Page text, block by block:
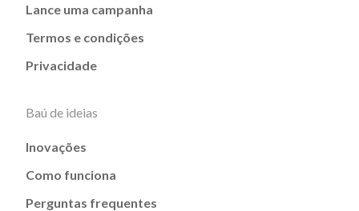
Lance uma campanha
Termos e condições
Privacidade
Baú de ideias
Inovações
Como funciona
Perguntas frequentes